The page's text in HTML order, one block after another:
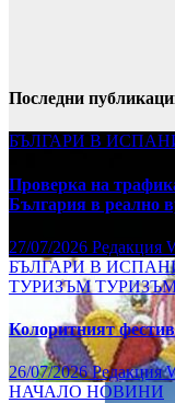
Последни
БЪЛГАРИ В
Проверка на
България в реално
27/07/2026 Редакция
БЪЛГАРИ В
ТУРИЗЪМ
Колоритният
26/07/2026Редакция
НАЧАЛО НОВИНИ